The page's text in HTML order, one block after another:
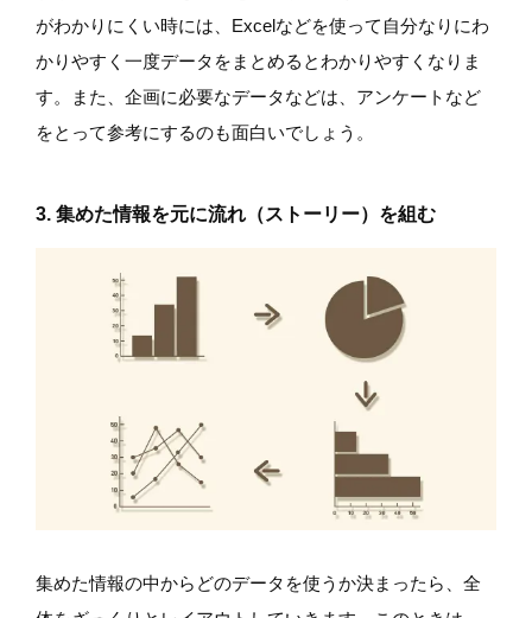
がわかりにくい時には、Excelなどを使って自分なりにわ
かりやすく一度データをまとめるとわかりやすくなりま
す。また、企画に必要なデータなどは、アンケートなど
をとって参考にするのも面白いでしょう。
3. 集めた情報を元に流れ（ストーリー）を組む
集めた情報の中からどのデータを使うか決まったら、全